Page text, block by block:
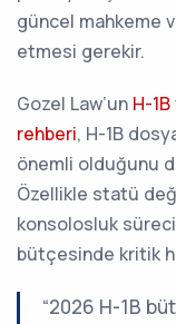
güncel mahkeme
etmesi gerekir.
Gozel Law’un H-
rehberi, H-1B
önemli olduğunu
Özellikle statü
konsolosluk süreci
bütçesinde kritik
“2026 H-1B